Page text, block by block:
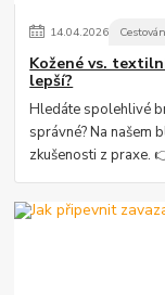
14.04.2026
Kožené vs.
lepší?
Hledáte spolehlivé
správné? Na našem
zkušenosti z praxe.